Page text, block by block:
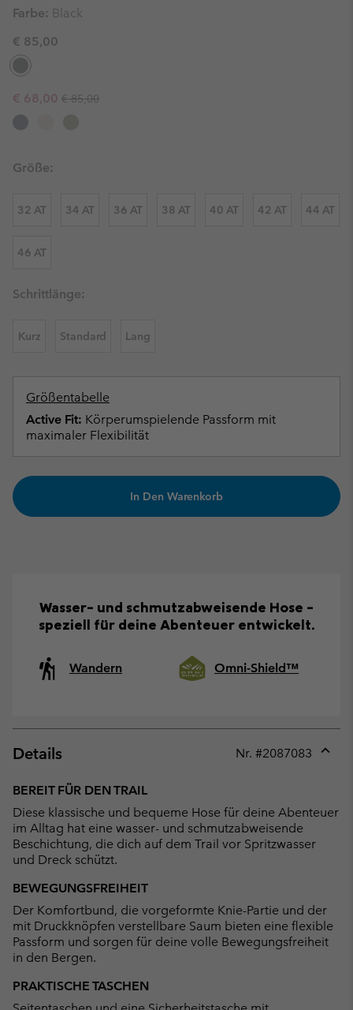
Farbe: Black
€ 85,00
Sale price:
€ 68,00 Regular price:
€ 85,00
Größe:
32 AT 34 AT 36 AT 38 AT 40 AT 42 AT 44 AT
46 AT
Schrittlänge:
Kurz Standard Lang
Größentabelle
Active Fit: Körperumspielende Passform mit
maximaler Flexibilität
In Den Warenkorb
Wasser- und schmutzabweisende Hose –
speziell für deine Abenteuer entwickelt.
Wandern Omni-Shield™
Details Nr. #2087083
BEREIT FÜR DEN TRAIL
Diese klassische und bequeme Hose für deine Abenteuer
im Alltag hat eine wasser- und schmutzabweisende
Beschichtung, die dich auf dem Trail vor Spritzwasser
und Dreck schützt.
BEWEGUNGSFREIHEIT
Der Komfortbund, die vorgeformte Knie-Partie und der
mit Druckknöpfen verstellbare Saum bieten eine flexible
Passform und sorgen für deine volle Bewegungsfreiheit
in den Bergen.
PRAKTISCHE TASCHEN